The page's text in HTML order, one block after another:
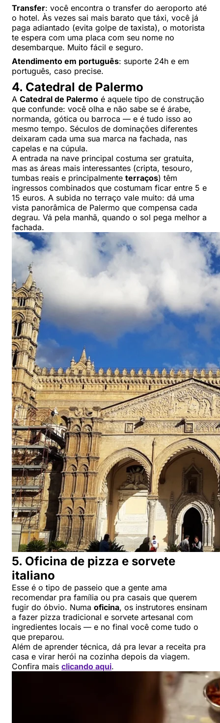
Transfer: você encontra o transfer do aeroporto até
o hotel. Às vezes sai mais barato que táxi, você já
paga adiantado (evita golpe de taxista), o motorista
te espera com uma placa com seu nome no
desembarque. Muito fácil e seguro.
Atendimento em português: suporte 24h e em
português, caso precise.
4. Catedral de Palermo
A Catedral de Palermo é aquele tipo de construção
que confunde: você olha e não sabe se é árabe,
normanda, gótica ou barroca — e é tudo isso ao
mesmo tempo. Séculos de dominações diferentes
deixaram cada uma sua marca na fachada, nas
capelas e na cúpula.
A entrada na nave principal costuma ser gratuita,
mas as áreas mais interessantes (cripta, tesouro,
tumbas reais e principalmente terraços) têm
ingressos combinados que costumam ficar entre 5 e
15 euros. A subida no terraço vale muito: dá uma
vista panorâmica de Palermo que compensa cada
degrau. Vá pela manhã, quando o sol pega melhor a
fachada.
5. Oficina de pizza e sorvete
italiano
Esse é o tipo de passeio que a gente ama
recomendar pra família ou pra casais que querem
fugir do óbvio. Numa oficina, os instrutores ensinam
a fazer pizza tradicional e sorvete artesanal com
ingredientes locais — e no final você come tudo o
que preparou.
Além de aprender técnica, dá pra levar a receita pra
casa e virar herói na cozinha depois da viagem.
Confira mais clicando aqui.